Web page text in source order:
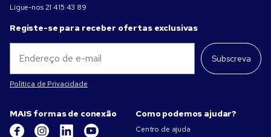
Ligue-nos 21 415 43 89
Registe-se para receber ofertas exclusivas
Subscreva
Politica de Privacidade
MAIS formas de conexão Como podemos ajudar?
Centro de ajuda